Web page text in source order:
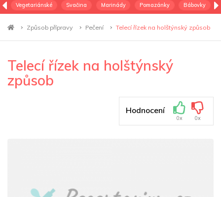
Vegetariánské Svačina Marinády Pomazánky Bábovky
Způsob přípravy Pečení Telecí řízek na holštýnský způsob
Telecí řízek na holštýnský
způsob
Hodnocení
0x 0x